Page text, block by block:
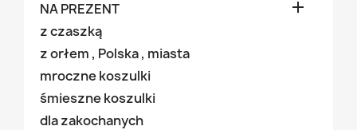
NA PREZENT

z czaszką
z orłem , Polska , miasta
mroczne koszulki
śmieszne koszulki
dla zakochanych